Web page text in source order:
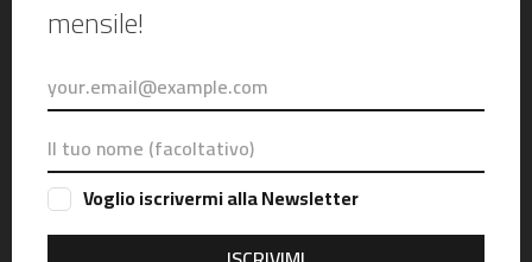
maggio 05, 2026
VIDEO CONSIGLIATO